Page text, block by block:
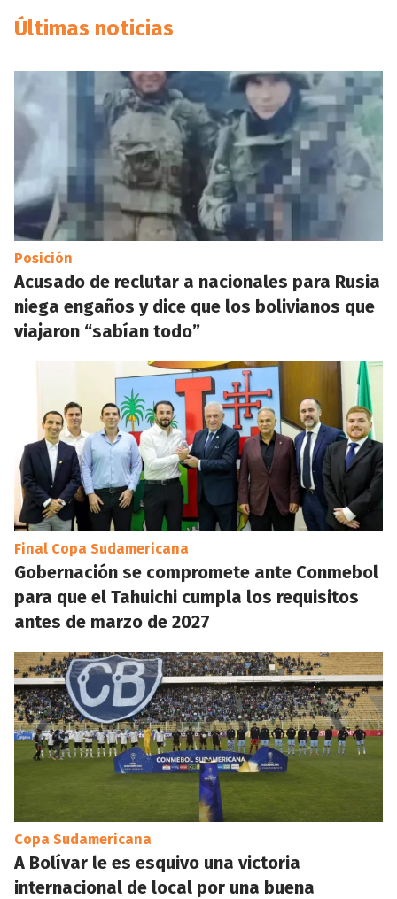
Últimas noticias
Posición
Acusado de reclutar a nacionales para Rusia
niega engaños y dice que los bolivianos que
viajaron “sabían todo”
Final Copa Sudamericana
Gobernación se compromete ante Conmebol
para que el Tahuichi cumpla los requisitos
antes de marzo de 2027
Copa Sudamericana
A Bolívar le es esquivo una victoria
internacional de local por una buena